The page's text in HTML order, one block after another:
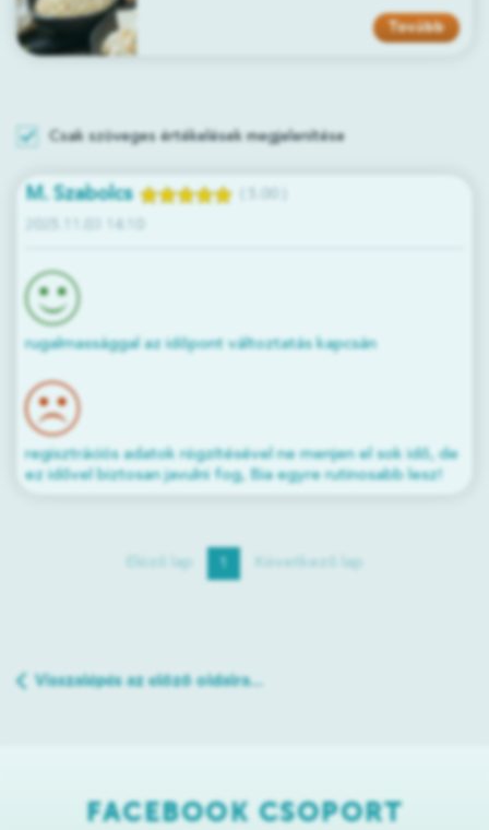
Tovább
Csak szöveges értékelések megjelenítése
M. Szabolcs
rugalmassággal az időpont változtatás kapcsán
regisztrációs adatok rögzítésével ne menjen el sok idő, de
ez idővel biztosan javulni fog, Bia egyre rutinosabb lesz!
Elöző lap Következő lap
Visszalépés az előző oldalra...
FACEBOOK CSOPORT